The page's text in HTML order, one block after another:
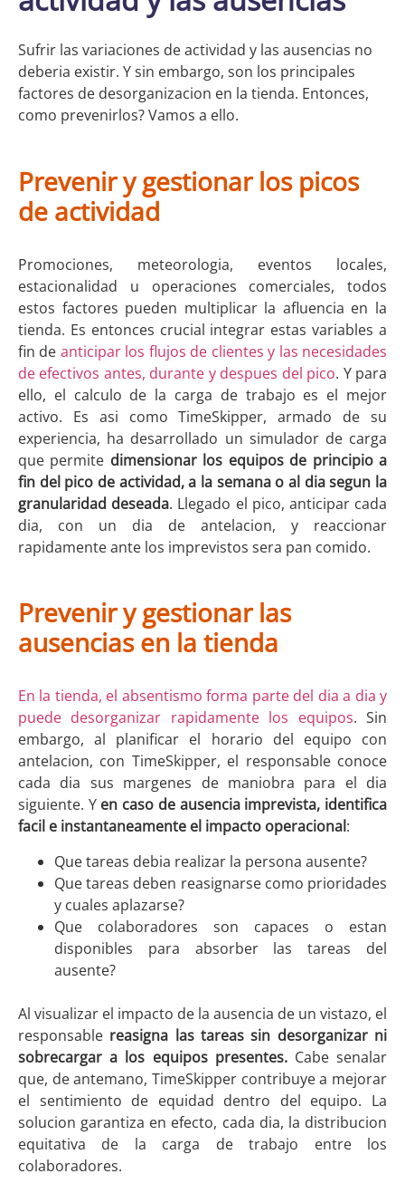
Sufrir las variaciones de actividad y las ausencias no
deberia existir. Y sin embargo, son los principales
factores de desorganizacion en la tienda. Entonces,
como prevenirlos? Vamos a ello.
Prevenir y gestionar los picos
de actividad
Promociones, meteorologia, eventos locales,
estacionalidad u operaciones comerciales, todos
estos factores pueden multiplicar la afluencia en la
tienda. Es entonces crucial integrar estas variables a
fin de anticipar los flujos de clientes y las necesidades
de efectivos antes, durante y despues del pico. Y para
ello, el calculo de la carga de trabajo es el mejor
activo. Es asi como TimeSkipper, armado de su
experiencia, ha desarrollado un simulador de carga
que permite dimensionar los equipos de principio a
fin del pico de actividad, a la semana o al dia segun la
granularidad deseada. Llegado el pico, anticipar cada
dia, con un dia de antelacion, y reaccionar
rapidamente ante los imprevistos sera pan comido.
Prevenir y gestionar las
ausencias en la tienda
En la tienda, el absentismo forma parte del dia a dia y
puede desorganizar rapidamente los equipos. Sin
embargo, al planificar el horario del equipo con
antelacion, con TimeSkipper, el responsable conoce
cada dia sus margenes de maniobra para el dia
siguiente. Y en caso de ausencia imprevista, identifica
facil e instantaneamente el impacto operacional:
Que tareas debia realizar la persona ausente?
Que tareas deben reasignarse como prioridades
y cuales aplazarse?
Que colaboradores son capaces o estan
disponibles para absorber las tareas del
ausente?
Al visualizar el impacto de la ausencia de un vistazo, el
responsable reasigna las tareas sin desorganizar ni
sobrecargar a los equipos presentes.Cabe senalar
que, de antemano, TimeSkipper contribuye a mejorar
el sentimiento de equidad dentro del equipo. La
solucion garantiza en efecto, cada dia, la distribucion
equitativa de la carga de trabajo entre los
colaboradores.